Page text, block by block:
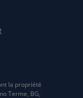
la propriété
Terme, BG,